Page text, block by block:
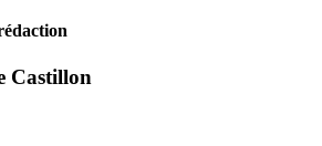
Castillon